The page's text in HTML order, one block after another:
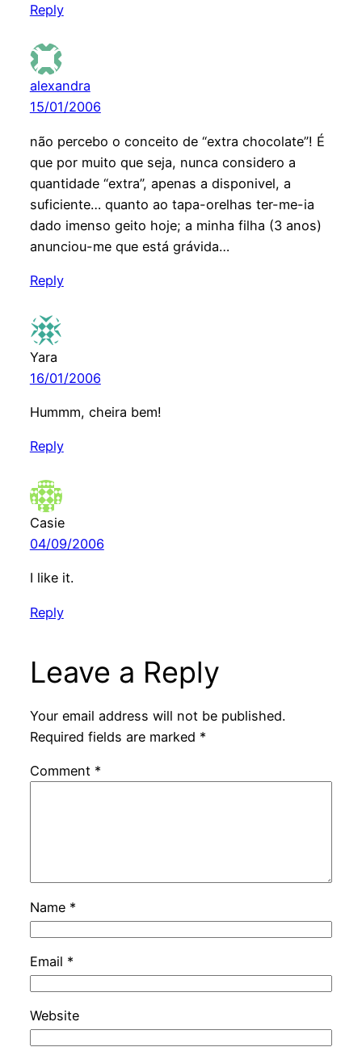
Reply
alexandra
15/01/2006
não percebo o conceito de “extra chocolate”! É
que por muito que seja, nunca considero a
quantidade “extra”, apenas a disponivel, a
suficiente… quanto ao tapa-orelhas ter-me-ia
dado imenso geito hoje; a minha filha (3 anos)
anunciou-me que está grávida…
Reply
Yara
16/01/2006
Hummm, cheira bem!
Reply
Casie
04/09/2006
I like it.
Reply
Leave a Reply
Your email address will not be published.
Required fields are marked *
Comment *
Name *
Email *
Website